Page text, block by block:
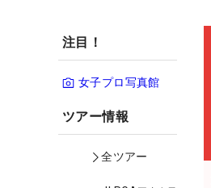
注目！
女子プロ写真館
ツアー情報
全ツアー